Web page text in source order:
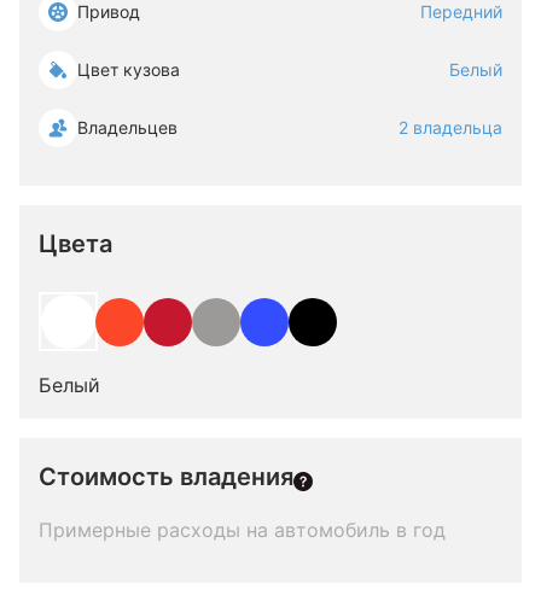
Привод Передний
Цвет кузова Белый
Владельцев 2 владельца
Цвета
Белый
Стоимость владения
Примерные расходы на автомобиль в год